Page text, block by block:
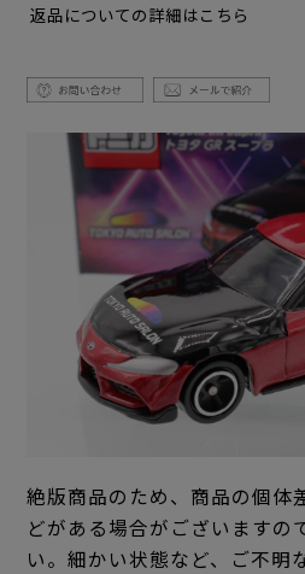
返品についての詳細はこちら
絶版商品のため、商品の個体
どがある場合がございますの
い。細かい状態など、ご不明